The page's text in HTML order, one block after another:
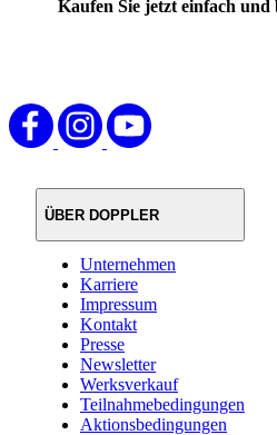
Kaufen Sie jetzt einfach
ÜBER DOPPLER
Unternehmen
Karriere
Impressum
Kontakt
Presse
Newsletter
Werksverkauf
Teilnahmebedingungen
Aktionsbedingungen